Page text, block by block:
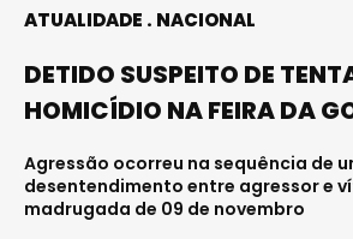
ATUALIDADE NACIONAL
DETIDO SUSPEITO DE
HOMICÍDIO NA FEIRA DA
Agressão ocorreu na sequência de
desentendimento entre agressor e
madrugada de 09 de novembro